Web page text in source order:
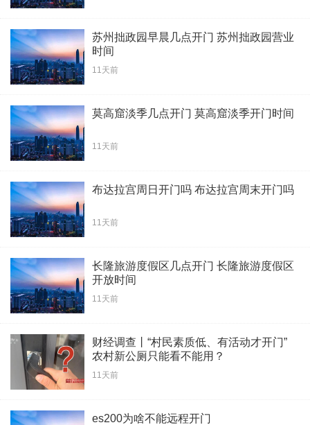
苏州拙政园早晨几点开门 苏州拙政园营业
时间
11天前
莫高窟淡季几点开门 莫高窟淡季开门时间
11天前
布达拉宫周日开门吗 布达拉宫周末开门吗
11天前
长隆旅游度假区几点开门 长隆旅游度假区
开放时间
11天前
财经调查丨“村民素质低、有活动才开门”
农村新公厕只能看不能用？
11天前
es200为啥不能远程开门